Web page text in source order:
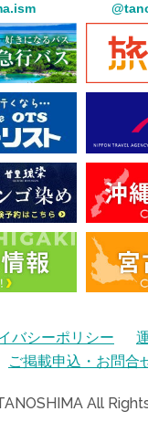
バシーポリシー
ご掲載申込・お問合
All